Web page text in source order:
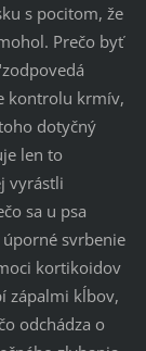
s pocitom, že
Prečo byť
kontrolu krmív,
dotyčný
len to
vyrástli
sa u psa
svrbenie
kortikoidov
zápalmi kĺbov,
odchádza o